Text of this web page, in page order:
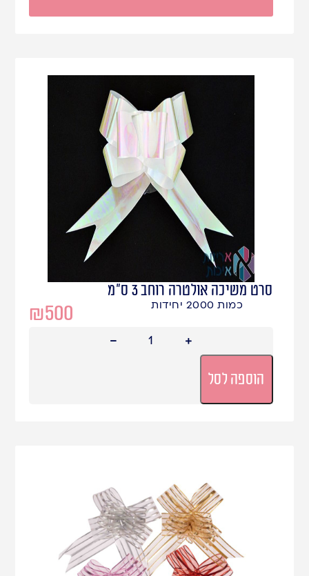
סרט משיכה אולטרה רוחב 3 ס"מ
₪500 כמות 2000 יחידות
הוספה לסל